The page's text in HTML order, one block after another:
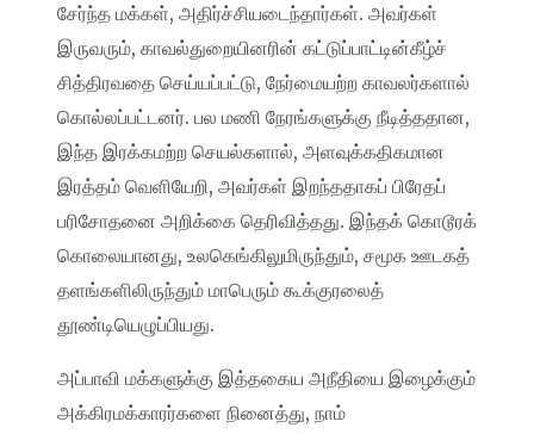
சேர்ந்த மக்கள், அதிர்ச்சியடைந்தார்கள். அவர்கள்
இருவரும், காவல்துறையினரின் கட்டுப்பாட்டின்கீழ்ச்
சித்திரவதை செய்யப்பட்டு, நேர்மையற்ற காவலர்களால்
கொல்லப்பட்டனர். பல மணி நேரங்களுக்கு நீடித்ததான,
இந்த இரக்கமற்ற செயல்களால், அளவுக்கதிகமான
இரத்தம் வெளியேறி, அவர்கள் இறந்ததாகப் பிரேதப்
பரிசோதனை அறிக்கை தெரிவித்தது. இந்தக் கொடூரக்
கொலையானது, உலகெங்கிலுமிருந்தும், சமூக ஊடகத்
தளங்களிலிருந்தும் மாபெரும் கூக்குரலைத்
தூண்டியெழுப்பியது.
அப்பாவி மக்களுக்கு இத்தகைய அநீதியை இழைக்கும்
அக்கிரமக்காரர்களை நினைத்து, நாம்